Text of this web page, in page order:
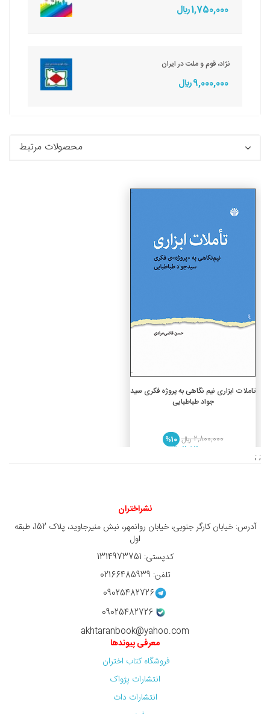
1,750,000 ريال
نژاد، قوم و ملت در ایران
9,000,000 ريال
محصولات مرتبط
افزودن به سبد خرید
تاملات ابزاری نیم نگاهی به پروژه فکری سید
جواد طباطبایی
2,800,000 ريال
%10
2,520,000 ريال
; ;
نشراختران
آدرس: خیابان کارگر جنوبی، خیابان روانمهر، نبش منیرجاوید، پلاک 152، طبقه
اول
کدپستی: 1314973751
تلفن: 02166485939
09025482726
09025482726
akhtaranbook@yahoo.com
معرفی پیوندها
فروشگاه کتاب اختران
انتشارات پژواک
انتشارات دات